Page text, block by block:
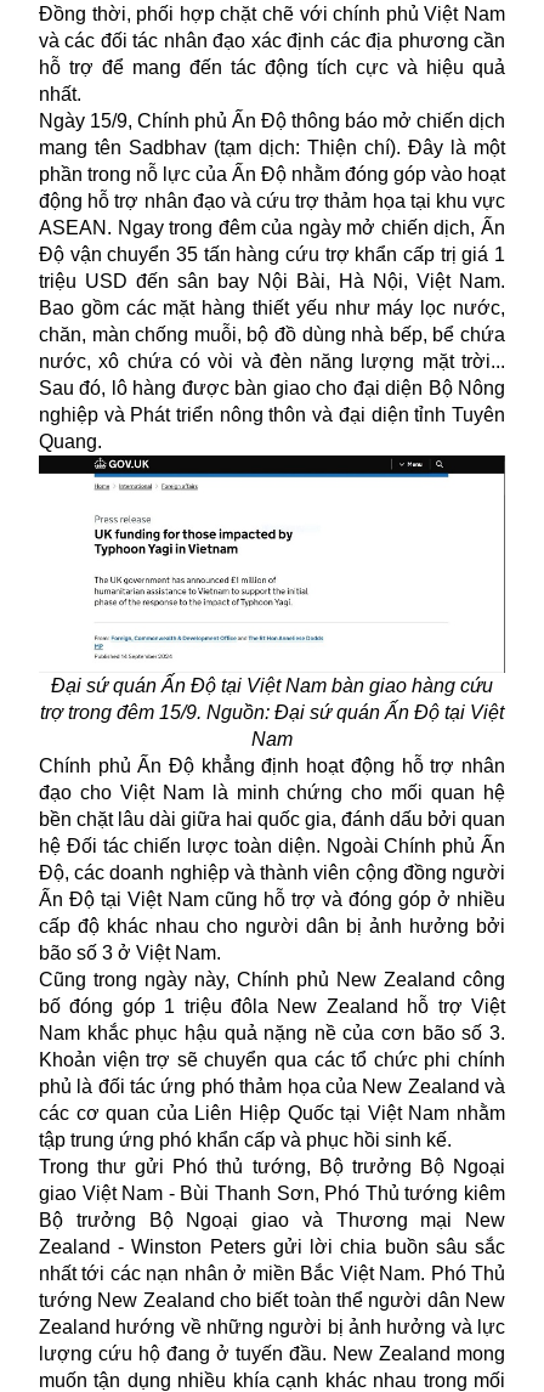
Đồng thời, phối hợp chặt chẽ với chính phủ Việt Nam
và các đối tác nhân đạo xác định các địa phương cần
hỗ trợ để mang đến tác động tích cực và hiệu quả
nhất.
Ngày 15/9, Chính phủ Ấn Độ thông báo mở chiến dịch
mang tên Sadbhav (tạm dịch: Thiện chí). Đây là một
phần trong nỗ lực của Ấn Độ nhằm đóng góp vào hoạt
động hỗ trợ nhân đạo và cứu trợ thảm họa tại khu vực
ASEAN. Ngay trong đêm của ngày mở chiến dịch, Ấn
Độ vận chuyển 35 tấn hàng cứu trợ khẩn cấp trị giá 1
triệu USD đến sân bay Nội Bài, Hà Nội, Việt Nam.
Bao gồm các mặt hàng thiết yếu như máy lọc nước,
chăn, màn chống muỗi, bộ đồ dùng nhà bếp, bể chứa
nước, xô chứa có vòi và đèn năng lượng mặt trời...
Sau đó, lô hàng được bàn giao cho đại diện Bộ Nông
nghiệp và Phát triển nông thôn và đại diện tỉnh Tuyên
Quang.
Đại sứ quán Ấn Độ tại Việt Nam bàn giao hàng cứu
trợ trong đêm 15/9. Nguồn: Đại sứ quán Ấn Độ tại Việt
Nam
Chính phủ Ấn Độ khẳng định hoạt động hỗ trợ nhân
đạo cho Việt Nam là minh chứng cho mối quan hệ
bền chặt lâu dài giữa hai quốc gia, đánh dấu bởi quan
hệ Đối tác chiến lược toàn diện. Ngoài Chính phủ Ấn
Độ, các doanh nghiệp và thành viên cộng đồng người
Ấn Độ tại Việt Nam cũng hỗ trợ và đóng góp ở nhiều
cấp độ khác nhau cho người dân bị ảnh hưởng bởi
bão số 3 ở Việt Nam.
Cũng trong ngày này, Chính phủ New Zealand công
bố đóng góp 1 triệu đôla New Zealand hỗ trợ Việt
Nam khắc phục hậu quả nặng nề của cơn bão số 3.
Khoản viện trợ sẽ chuyển qua các tổ chức phi chính
phủ là đối tác ứng phó thảm họa của New Zealand và
các cơ quan của Liên Hiệp Quốc tại Việt Nam nhằm
tập trung ứng phó khẩn cấp và phục hồi sinh kế.
Trong thư gửi Phó thủ tướng, Bộ trưởng Bộ Ngoại
giao Việt Nam - Bùi Thanh Sơn, Phó Thủ tướng kiêm
Bộ trưởng Bộ Ngoại giao và Thương mại New
Zealand - Winston Peters gửi lời chia buồn sâu sắc
nhất tới các nạn nhân ở miền Bắc Việt Nam. Phó Thủ
tướng New Zealand cho biết toàn thể người dân New
Zealand hướng về những người bị ảnh hưởng và lực
lượng cứu hộ đang ở tuyến đầu. New Zealand mong
muốn tận dụng nhiều khía cạnh khác nhau trong mối